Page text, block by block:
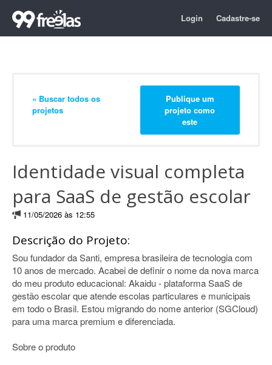
Login Cadastre-se
« Buscar todos os
projetos
Publique um
projeto como
este
Identidade visual completa
para SaaS de gestão escolar
11/05/2026 às 12:55
Descrição do Projeto:
Sou fundador da Santi, empresa brasileira de tecnologia com
10 anos de mercado. Acabei de definir o nome da nova marca
do meu produto educacional: Akaidu - plataforma SaaS de
gestão escolar que atende escolas particulares e municipais
em todo o Brasil. Estou migrando do nome anterior (SGCloud)
para uma marca premium e diferenciada.
Sobre o produto